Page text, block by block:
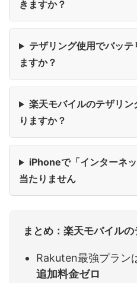
きますか？
テザリング使用でバッ
ますか？
楽天モバイルのテザリ
りますか？
iPhoneで「インターネ
当たりません
まとめ：楽天モバイル
Rakuten最強プラン
追加料金ゼロ